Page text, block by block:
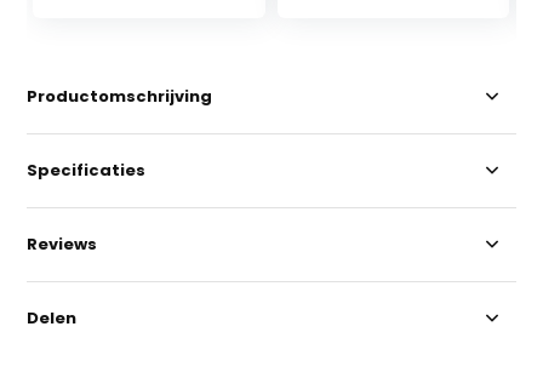
Productomschrijving
Specificaties
Reviews
Delen